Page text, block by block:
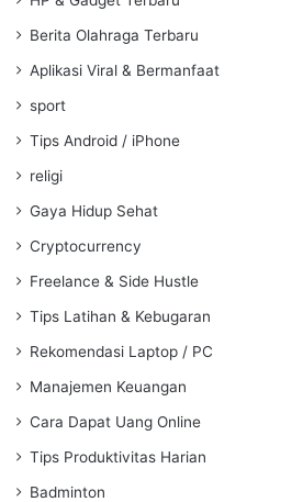
Berita Olahraga Terbaru
Aplikasi Viral & Bermanfaat
sport
Tips Android / iPhone
religi
Gaya Hidup Sehat
Cryptocurrency
Freelance & Side Hustle
Tips Latihan & Kebugaran
Rekomendasi Laptop / PC
Manajemen Keuangan
Cara Dapat Uang Online
Tips Produktivitas Harian
Badminton